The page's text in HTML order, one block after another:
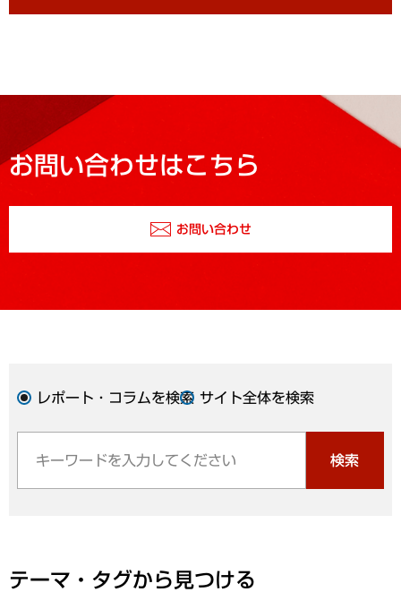
お問い合わせはこちら
お問い合わせ
レポート・コラムを検索 サイト全体を検索
検索
テーマ・タグから見つける